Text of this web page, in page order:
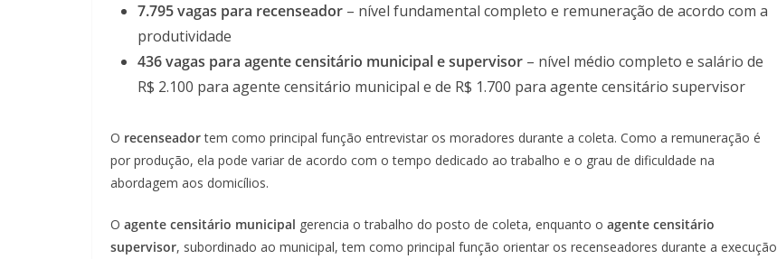
7.795 vagas para recenseador – nível fundamental completo e remuneração de acordo com a
produtividade
436 vagas para agente censitário municipal e supervisor – nível médio completo e salário de
R$ 2.100 para agente censitário municipal e de R$ 1.700 para agente censitário supervisor
O recenseadortem como principal função entrevistar os moradores durante a coleta. Como a remuneração é
por produção, ela pode variar de acordo com o tempo dedicado ao trabalho e o grau de dificuldade na
abordagem aos domicílios.
O agente censitário municipal gerencia o trabalho do posto de coleta, enquanto o agente censitário
supervisor, subordinado ao municipal, tem como principal função orientar os recenseadores durante a execução